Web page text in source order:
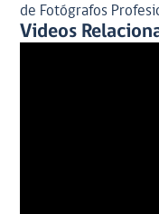
de Fotógrafos
Videos